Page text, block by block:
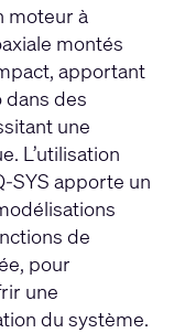
moteur à
montés
apportant
des
une
L’utilisation
SYS apporte un
de
pour
une
du système.